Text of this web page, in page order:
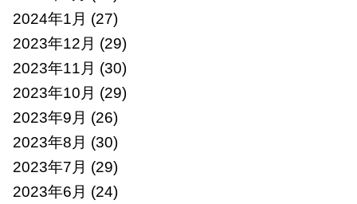
2024年1月 (27)
2023年12月 (29)
2023年11月 (30)
2023年10月 (29)
2023年9月 (26)
2023年8月 (30)
2023年7月 (29)
2023年6月 (24)